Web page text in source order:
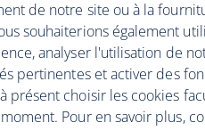
de notre site ou à la
souhaiterions également
analyser l'utilisation de
pertinentes et activer des
présent choisir les cookies
Pour en savoir plus,